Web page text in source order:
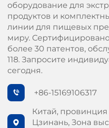
оборудование для
продуктов и
линии для пищевых
миру.
более 30 патентов,
118. Запросите
сегодня.
+86-15169106317
Китай,
Цзинань, Зона